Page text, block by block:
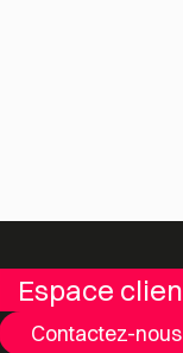
Espace
Contactez-nous